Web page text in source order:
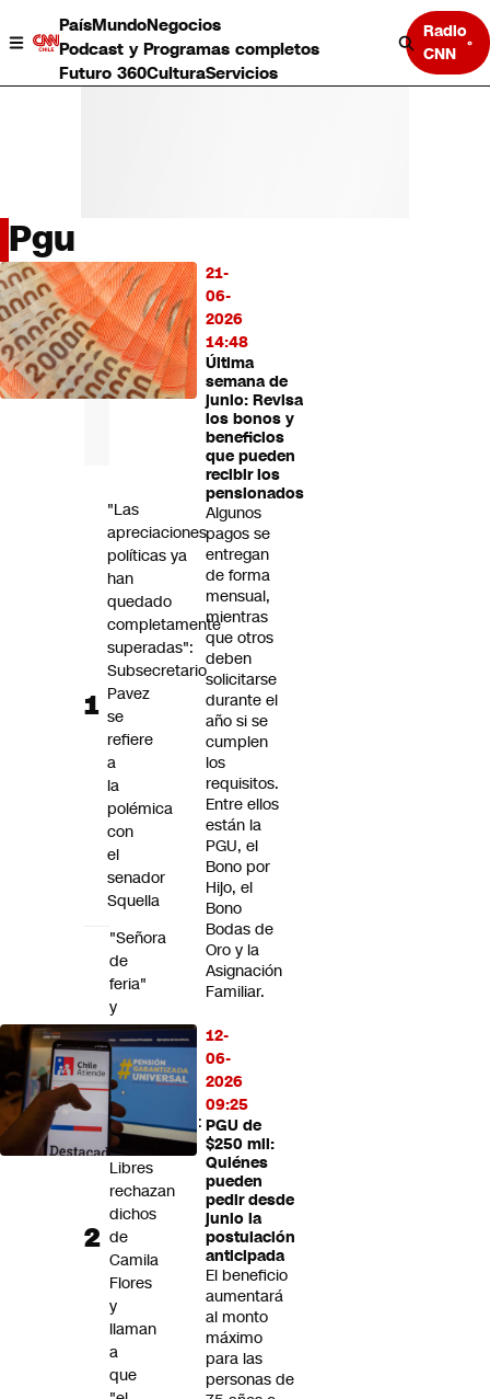
PaísMundoNegocios
Podcast y Programas completos
Futuro 360CulturaServicios
Radio
CNN
País
Mundo
Negocios
Deportes
Programas completos
Cultura
Pgu
21-
06-
2026
14:48
Última
semana de
junio: Revisa
los bonos y
beneficios
que pueden
recibir los
pensionados
Algunos
pagos se
entregan
de forma
mensual,
mientras
que otros
deben
solicitarse
durante el
año si se
cumplen
los
requisitos.
Entre ellos
están la
PGU, el
Bono por
Hijo, el
Bono
Bodas de
Oro y la
Asignación
Familiar.
12-
06-
2026
09:25
PGU de
$250 mil:
Quiénes
pueden
pedir desde
junio la
postulación
anticipada
El beneficio
aumentará
al monto
máximo
para las
personas de
LO
MÁS
LEÍDO
"Las
apreciaciones
políticas ya
han
quedado
completamente
superadas":
Subsecretario
Pavez
se
refiere
a
la
polémica
con
el
senador
Squella
"Señora
de
feria"
y
"se
le
salió
lo
poblacional":
Ferias
Libres
rechazan
dichos
de
Camila
Flores
y
llaman
a
que